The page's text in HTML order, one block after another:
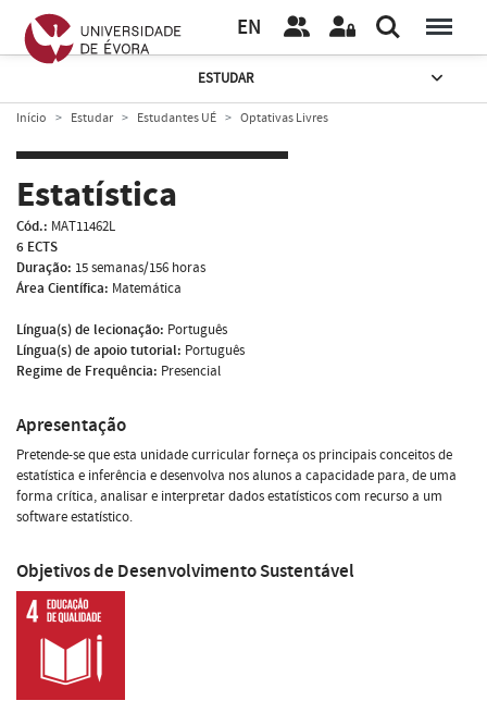
EN
ESTUDAR
Início Estudar Estudantes UÉ Optativas Livres
Estatística
Cód.: MAT11462L
6 ECTS
Duração: 15 semanas/156 horas
Área Científica: Matemática
Língua(s) de lecionação: Português
Língua(s) de apoio tutorial: Português
Regime de Frequência: Presencial
Apresentação
Pretende-se que esta unidade curricular forneça os principais conceitos de
estatística e inferência e desenvolva nos alunos a capacidade para, de uma
forma crítica, analisar e interpretar dados estatísticos com recurso a um
software estatístico.
Objetivos de Desenvolvimento Sustentável